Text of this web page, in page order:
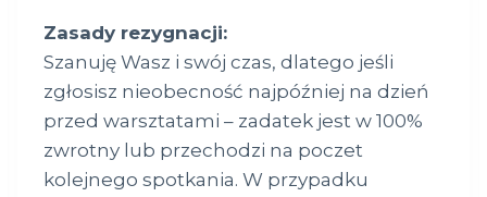
Zasady rezygnacji:
Szanuję Wasz i swój czas, dlatego jeśli
zgłosisz nieobecność najpóźniej na dzień
przed warsztatami – zadatek jest w 100%
zwrotny lub przechodzi na poczet
kolejnego spotkania. W przypadku